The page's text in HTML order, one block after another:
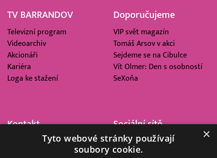
TV BARRANDOV
Televizní program
Videoarchiv
Akcionáři
Kariéra
Loga ke stažení
Doporučujeme
VIP svět magazín
Tomáš Arsov v akci
Sejdeme se na Cibulce
Vít Olmer: Den s osobností
SeXoňa
Kontakt
Barrandov Televizní Studio,
Sociální sítě
×
Tyto webové stránky používají
soubory cookie.